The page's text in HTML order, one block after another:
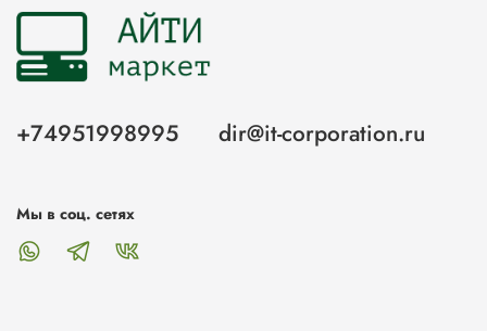
+74951998995 dir@it-corporation.ru
Мы в соц. сетях